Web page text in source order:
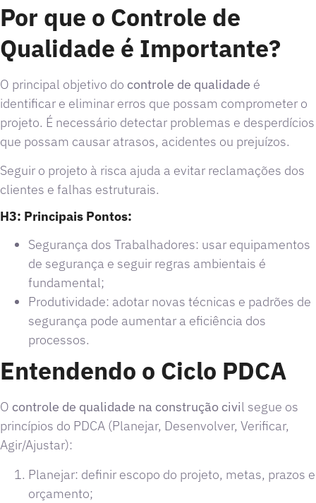
Por que o Controle de
Qualidade é Importante?
O principal objetivo do controle de qualidade é
identificar e eliminar erros que possam comprometer o
projeto. É necessário detectar problemas e desperdícios
que possam causar atrasos, acidentes ou prejuízos.
Seguir o projeto à risca ajuda a evitar reclamações dos
clientes e falhas estruturais.
H3: Principais Pontos:
Segurança dos Trabalhadores: usar equipamentos
de segurança e seguir regras ambientais é
fundamental;
Produtividade: adotar novas técnicas e padrões de
segurança pode aumentar a eficiência dos
processos.
Entendendo o Ciclo PDCA
O controle de qualidade na construção civil segue os
princípios do PDCA (Planejar, Desenvolver, Verificar,
Agir/Ajustar):
Planejar: definir escopo do projeto, metas, prazos e
orçamento;